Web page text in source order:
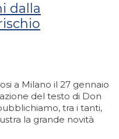
dalla
a Milano il 27 gennaio
del testo di Don
tra i tanti,
la grande novità